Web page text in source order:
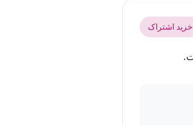
خرید اشتراک